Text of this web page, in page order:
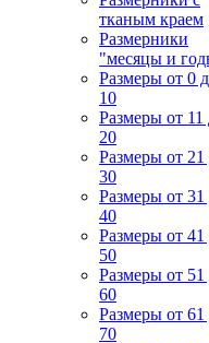
тканым краем
Размерники
"месяцы и
Размеры от 0
10
Размеры от 11
20
Размеры от 21
30
Размеры от 31
40
Размеры от 41
50
Размеры от 51
60
Размеры от 61
70